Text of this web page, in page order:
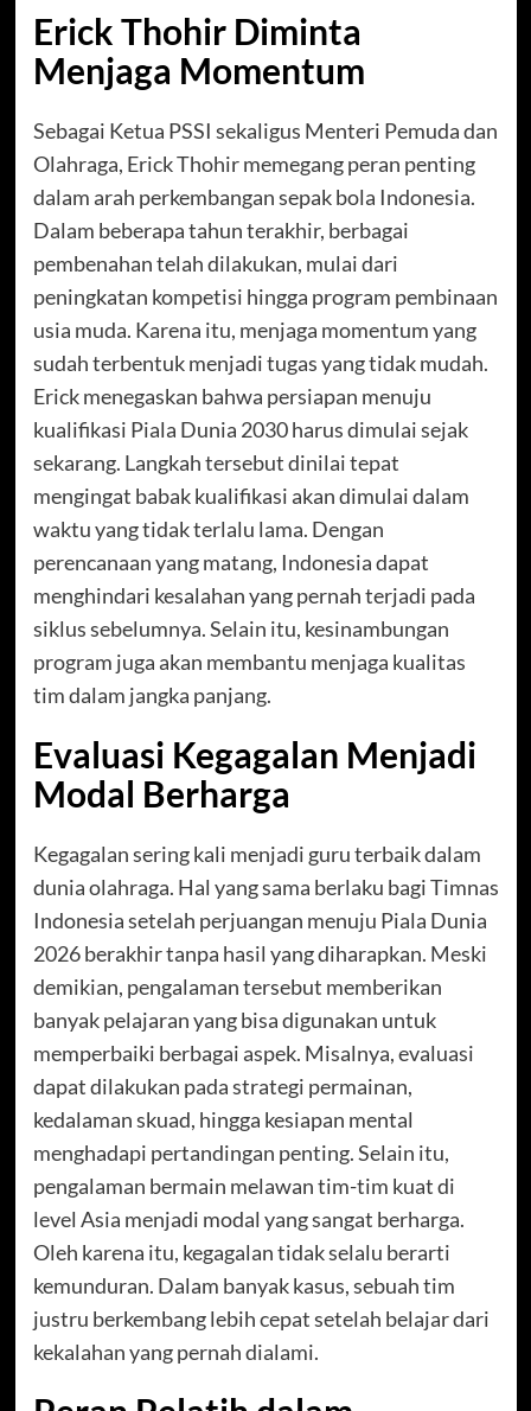
Erick Thohir Diminta
Menjaga Momentum
Sebagai Ketua PSSI sekaligus Menteri Pemuda dan
Olahraga, Erick Thohir memegang peran penting
dalam arah perkembangan sepak bola Indonesia.
Dalam beberapa tahun terakhir, berbagai
pembenahan telah dilakukan, mulai dari
peningkatan kompetisi hingga program pembinaan
usia muda. Karena itu, menjaga momentum yang
sudah terbentuk menjadi tugas yang tidak mudah.
Erick menegaskan bahwa persiapan menuju
kualifikasi Piala Dunia 2030 harus dimulai sejak
sekarang. Langkah tersebut dinilai tepat
mengingat babak kualifikasi akan dimulai dalam
waktu yang tidak terlalu lama. Dengan
perencanaan yang matang, Indonesia dapat
menghindari kesalahan yang pernah terjadi pada
siklus sebelumnya. Selain itu, kesinambungan
program juga akan membantu menjaga kualitas
tim dalam jangka panjang.
Evaluasi Kegagalan Menjadi
Modal Berharga
Kegagalan sering kali menjadi guru terbaik dalam
dunia olahraga. Hal yang sama berlaku bagi Timnas
Indonesia setelah perjuangan menuju Piala Dunia
2026 berakhir tanpa hasil yang diharapkan. Meski
demikian, pengalaman tersebut memberikan
banyak pelajaran yang bisa digunakan untuk
memperbaiki berbagai aspek. Misalnya, evaluasi
dapat dilakukan pada strategi permainan,
kedalaman skuad, hingga kesiapan mental
menghadapi pertandingan penting. Selain itu,
pengalaman bermain melawan tim-tim kuat di
level Asia menjadi modal yang sangat berharga.
Oleh karena itu, kegagalan tidak selalu berarti
kemunduran. Dalam banyak kasus, sebuah tim
justru berkembang lebih cepat setelah belajar dari
kekalahan yang pernah dialami.